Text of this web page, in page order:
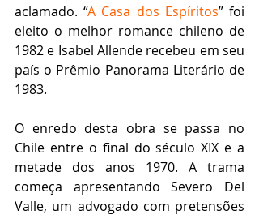
aclamado. “A Casa dos Espíritos” foi
eleito o melhor romance chileno de
1982 e Isabel Allende recebeu em seu
país o Prêmio Panorama Literário de
1983.
O enredo desta obra se passa no
Chile entre o final do século XIX e a
metade dos anos 1970. A trama
começa apresentando Severo Del
Valle, um advogado com pretensões